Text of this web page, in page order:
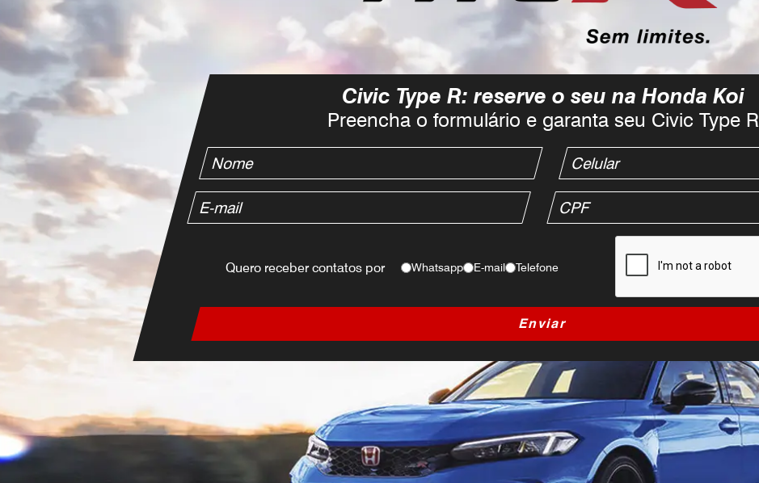
Civic Type R: reserve o seu na Honda Koi
Preencha o formulário e garanta seu Civic Type R
Quero receber contatos por Whatsapp E-mail Telefone